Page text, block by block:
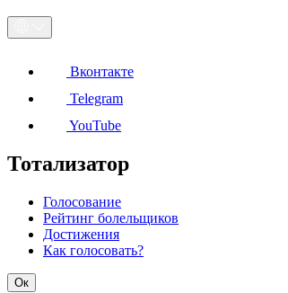
Вконтакте
Telegram
YouTube
Тотализатор
Голосование
Рейтинг болельщиков
Достижения
Как голосовать?
Ок